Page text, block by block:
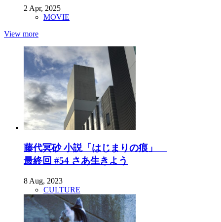
2 Apr, 2025
MOVIE
View more
藤代冥砂 小説「はじまりの痕」
最終回 #54 さあ生きよう
8 Aug, 2023
CULTURE